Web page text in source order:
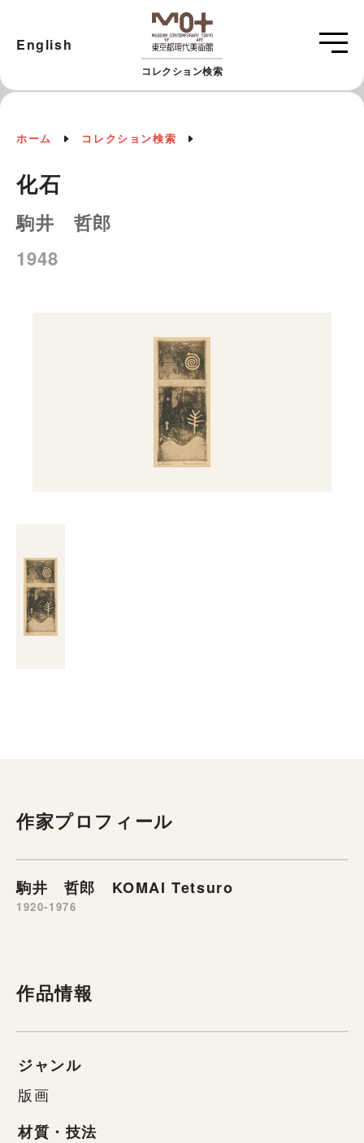
コレクション検索
English
ホーム コレクション検索
化石
駒井 哲郎
1948
作家プロフィール
駒井 哲郎 KOMAI Tetsuro
1920-1976
作品情報
ジャンル
版画
材質・技法